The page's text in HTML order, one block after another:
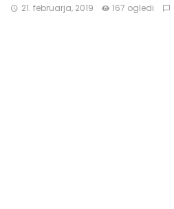
21. februarja, 2019 167 ogledi